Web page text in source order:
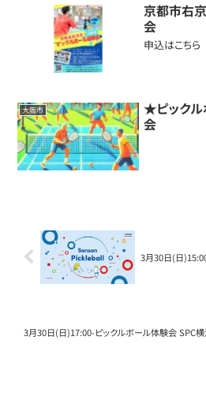
京都市右
会
申込はこちら
大阪市
★ピックル
会
3月30日(日
3月30日(日)17:00-ピックルボール体験会 SPC